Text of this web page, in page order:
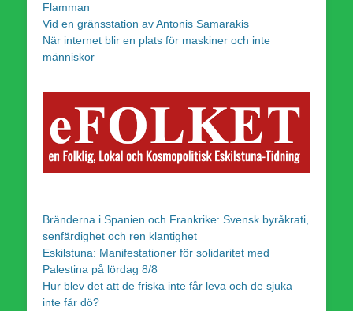
Flamman
Vid en gränsstation av Antonis Samarakis
När internet blir en plats för maskiner och inte
människor
Bränderna i Spanien och Frankrike: Svensk byråkrati,
senfärdighet och ren klantighet
Eskilstuna: Manifestationer för solidaritet med
Palestina på lördag 8/8
Hur blev det att de friska inte får leva och de sjuka
inte får dö?